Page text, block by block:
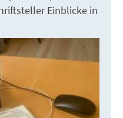
Einblicke in